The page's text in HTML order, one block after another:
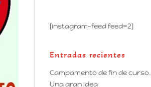
[instagram-feed feed=2]
Entradas recientes
Campamento de fin de curso.
Una gran idea